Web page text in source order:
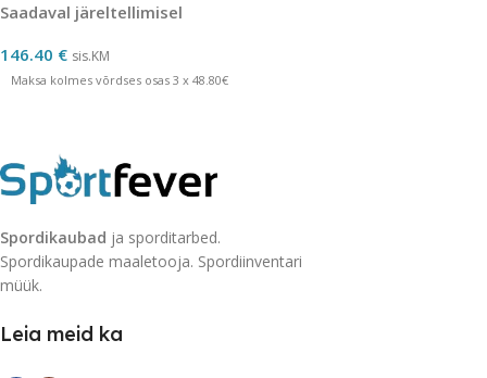
Saadaval järeltellimisel
146.40 € sis.KM
Maksa kolmes võrdses osas 3 x 48.80€
Spordikaubad ja sporditarbed.
Spordikaupade maaletooja. Spordiinventari
müük.
Leia meid ka